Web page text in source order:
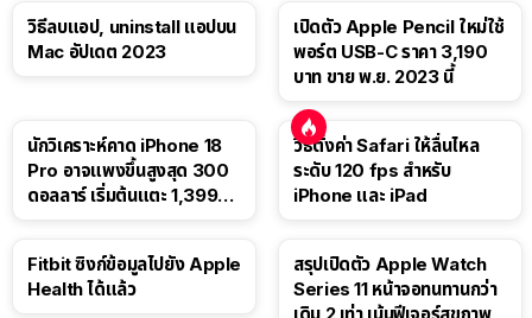
วิธีลบแอป, uninstall แอปบน
Mac อัปเดต 2023
เปิดตัว Apple Pencil ใหม่ใช้
พอร์ต USB-C ราคา 3,190
บาท ขาย พ.ย. 2023 นี้
นักวิเคราะห์คาด iPhone 18
Pro อาจแพงขึ้นสูงสุด 300
ดอลลาร์ เริ่มต้นแตะ 1,399
วิธีตั้งค่า Safari ให้ลื่นไหล
ระดับ 120 fps สำหรับ
iPhone และ iPad
Fitbit ซิงก์ข้อมูลไปยัง Apple
Health ได้แล้ว
สรุปเปิดตัว Apple Watch
Series 11 หน้าจอทนทานกว่า